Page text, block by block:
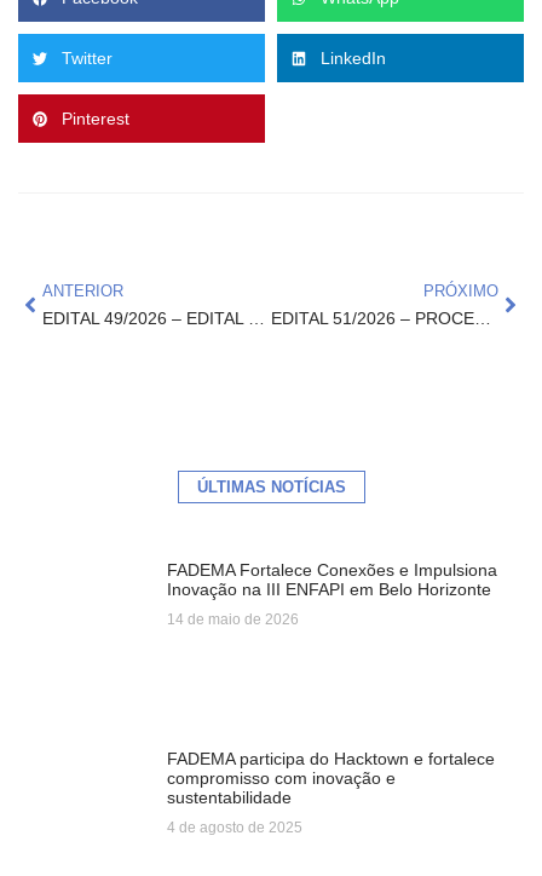
Twitter LinkedIn
Pinterest
ANTERIOR
EDITAL 49/2026 – EDITAL DE PROCESSO SELETIVO PARA CONTRATAÇÃO TEMPORÁRIA DE PROFISSIONAL PARA ATUAR NO PROJETO REVISÃO DE MATERIAL DIDÁTICO DO PROJOVEM E COMISSÃO NACIONAL DE POLÍTICA EDUCACIONAIS PARA AS JUVENTUDES
PRÓXIMO
EDITAL 51/2026 – PROCESSO SELETIVO DE RECURSOS HUMANOS
ÚLTIMAS NOTÍCIAS
FADEMA Fortalece Conexões e Impulsiona
Inovação na III ENFAPI em Belo Horizonte
14 de maio de 2026
FADEMA participa do Hacktown e fortalece
compromisso com inovação e
sustentabilidade
4 de agosto de 2025